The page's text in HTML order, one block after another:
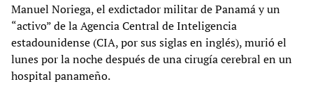
Manuel Noriega, el exdictador militar de Panamá y un
“activo” de la Agencia Central de Inteligencia
estadounidense (CIA, por sus siglas en inglés), murió el
lunes por la noche después de una cirugía cerebral en un
hospital panameño.